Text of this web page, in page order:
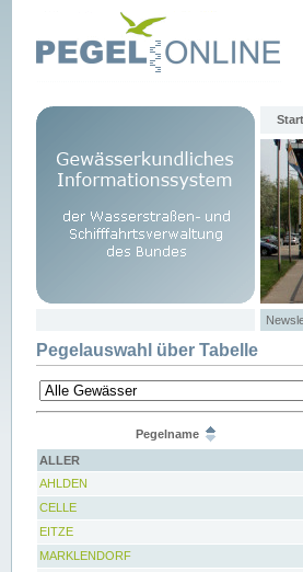
Start
Pegelauswahl über Tabelle
Pegelname
ALLER
AHLDEN
CELLE
EITZE
MARKLENDORF